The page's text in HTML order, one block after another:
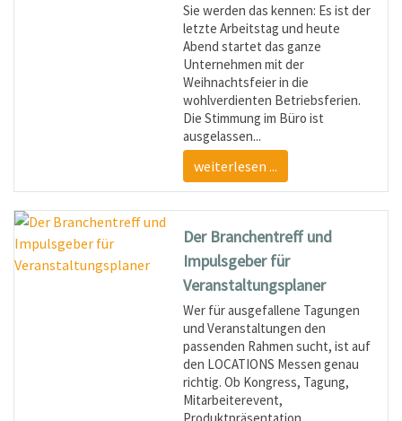
Sie werden das kennen: Es ist der
letzte Arbeitstag und heute
Abend startet das ganze
Unternehmen mit der
Weihnachtsfeier in die
wohlverdienten Betriebsferien.
Die Stimmung im Büro ist
ausgelassen...
weiterlesen ...
Der Branchentreff und
Impulsgeber für
Veranstaltungsplaner
Wer für ausgefallene Tagungen
und Veranstaltungen den
passenden Rahmen sucht, ist auf
den LOCATIONS Messen genau
richtig. Ob Kongress, Tagung,
Mitarbeiterevent,
Produktpräsentation,...